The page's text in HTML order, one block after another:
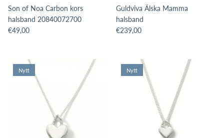
Son of Noa Carbon kors
halsband 20840072700
Translation missing: sv.products.product.price.regular_price
€49,00
Guldviva Älska Mamma
halsband
Translation missing:
€239,00
Nytt Nytt